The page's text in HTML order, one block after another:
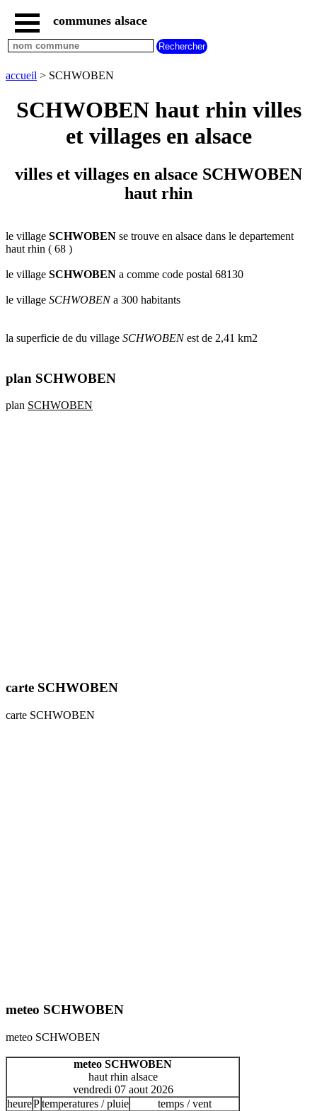
accueil
villes
rhin
commencant
B C D E F
G
L M
N
W X Y Z
par
A B C D
H
I J K L M
N
communes alsace
accueil > SCHWOBEN
SCHWOBEN haut rhin villes
et villages en alsace
villes et villages en alsace SCHWOBEN
haut rhin
le village SCHWOBEN se trouve en alsace dans le departement
haut rhin ( 68 )
le village SCHWOBEN a comme code postal 68130
le village SCHWOBENa 300 habitants
la superficie de du village SCHWOBENest de 2,41 km2
plan SCHWOBEN
plan SCHWOBEN
carte SCHWOBEN
carte SCHWOBEN
meteo SCHWOBEN
meteo SCHWOBEN
meteo SCHWOBEN
haut rhin alsace
vendredi 07 aout 2026
heurePtemperatures / pluie temps / vent